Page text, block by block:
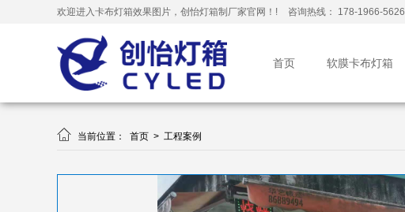
欢迎进入卡布灯箱效果图片，创怡灯箱制厂家官网！! 咨询热线： 178-1966-5626
首页 软膜卡布灯箱
 当前位置： 首页 > 工程案例